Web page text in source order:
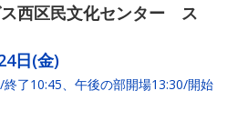
西区民文化センター ス
日(金)
了10:45、午後の部開場13:30/開始